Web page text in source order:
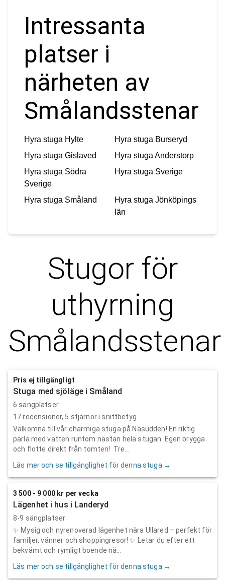
Intressanta
platser i
närheten av
Smålandsstenar
Hyra stuga Hylte Hyra stuga Burseryd
Hyra stuga Gislaved Hyra stuga Anderstorp
Hyra stuga Södra
Sverige
Hyra stuga Sverige
Hyra stuga Småland Hyra stuga Jönköpings
län
Stugor för
uthyrning
Smålandsstenar
Pris ej tillgängligt
Stuga med sjöläge i Småland
6 sängplatser
17recensioner, 5 stjärnor i snittbetyg
Välkomna till vår charmiga stuga på Näsudden! En riktig
pärla med vatten runtom nästan hela stugan. Egen brygga
och flotte direkt från tomten! Tre...
Läs mer och se tillgänglighet för denna stuga →
3 500 - 9 000 kr per vecka
Lägenhet i hus i Landeryd
8-9 sängplatser
✨ Mysig och nyrenoverad lägenhet nära Ullared – perfekt för
familjer, vänner och shoppingresor! ✨ Letar du efter ett
bekvämt och rymligt boende nä...
Läs mer och se tillgänglighet för denna stuga →